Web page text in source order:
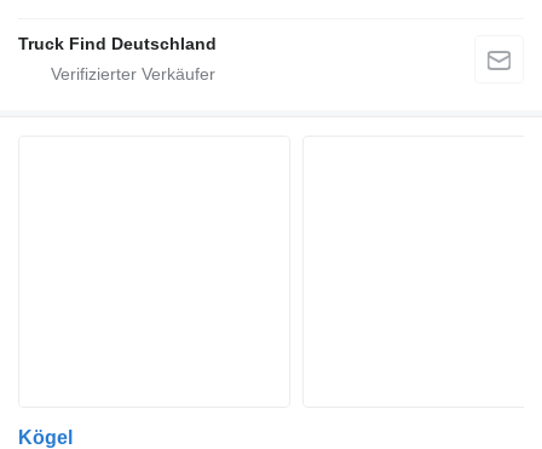
Truck Find Deutschland
Kögel